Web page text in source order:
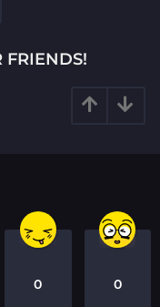
FRIENDS!
0 0